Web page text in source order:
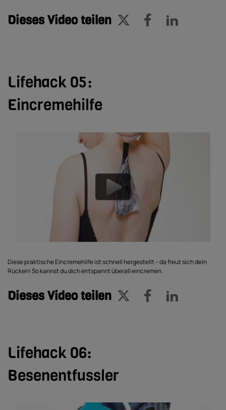
Dieses Video teilen
Lifehack 05:
Eincremehilfe
Diese praktische Eincremehilfe ist schnell hergestellt – da freut sich dein
Rücken! So kannst du dich entspannt überall eincremen.
Dieses Video teilen
Lifehack 06:
Besenentfussler